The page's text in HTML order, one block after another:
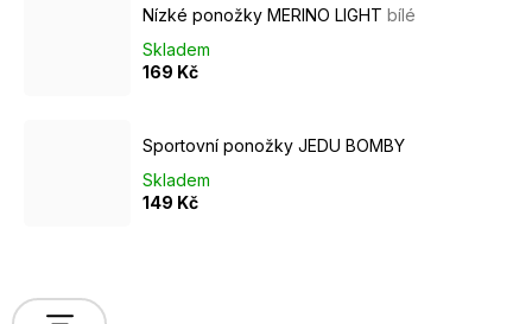
Nízké ponožky MERINO LIGHT bílé
Skladem
169 Kč
Sportovní ponožky JEDU BOMBY
Skladem
149 Kč